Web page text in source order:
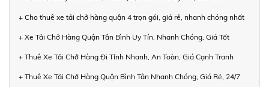
+ Cho thuê xe tải chở hàng quận 4 trọn gói, giá rẻ, nhanh chóng nhất
+ Xe Tải Chở Hàng Quận Tân Bình Uy Tín, Nhanh Chóng, Giá Tốt
+ Thuê Xe Tải Chở Hàng Đi Tỉnh Nhanh, An Toàn, Giá Cạnh Tranh
+ Thuê Xe Tải Chở Hàng Quận Bình Tân Nhanh Chóng, Giá Rẻ, 24/7